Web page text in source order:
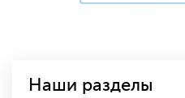
Наши разделы